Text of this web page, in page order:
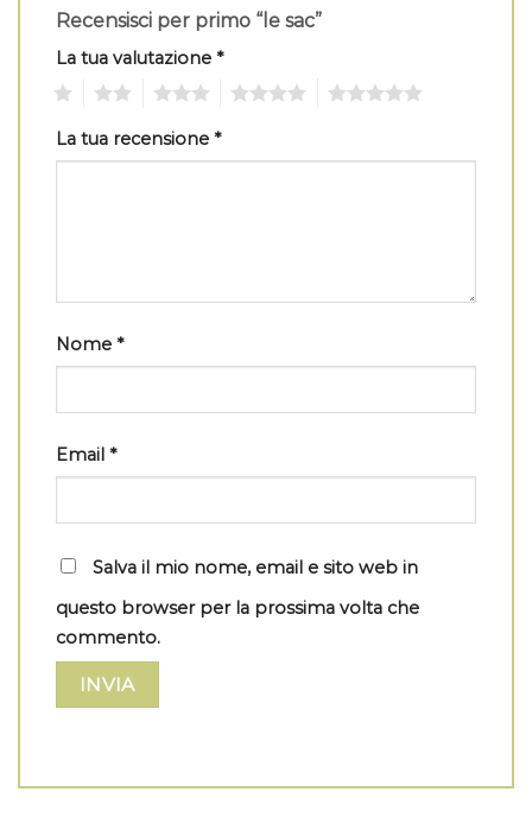
Recensisci per primo “le sac”
La tua valutazione *
La tua recensione *
Nome *
Email *
Salva il mio nome, email e sito web in
questo browser per la prossima volta che
commento.